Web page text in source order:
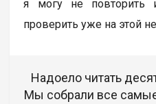
я могу не повторить
проверить уже на этой
Надоело читать
Мы собрали все